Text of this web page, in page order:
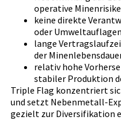
operative
keine direkte
oder
lange
der
relativ hohe
stabiler Produktion
Triple Flag konzentriert
und setzt Nebenmetall-
gezielt zur Diversifikation